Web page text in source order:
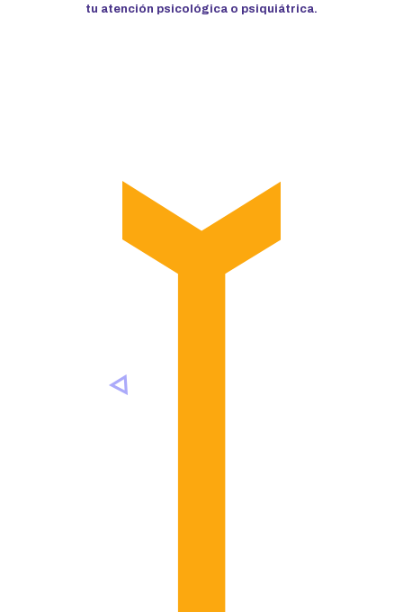
tu atención psicológica o psiquiátrica.